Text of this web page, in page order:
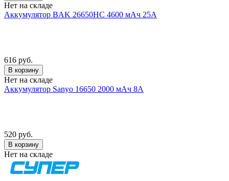
Нет на складе
Аккумулятор BAK 26650HC 4600 мАч 25А
616 руб.
В корзину
Нет на складе
Аккумулятор Sanyo 16650 2000 мАч 8А
520 руб.
В корзину
Нет на складе